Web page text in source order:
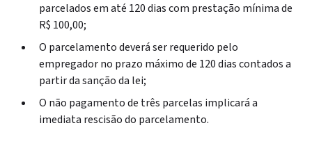
parcelados em até 120 dias com prestação mínima de
R$ 100,00;
O parcelamento deverá ser requerido pelo
empregador no prazo máximo de 120 dias contados a
partir da sanção da lei;
O não pagamento de três parcelas implicará a
imediata rescisão do parcelamento.